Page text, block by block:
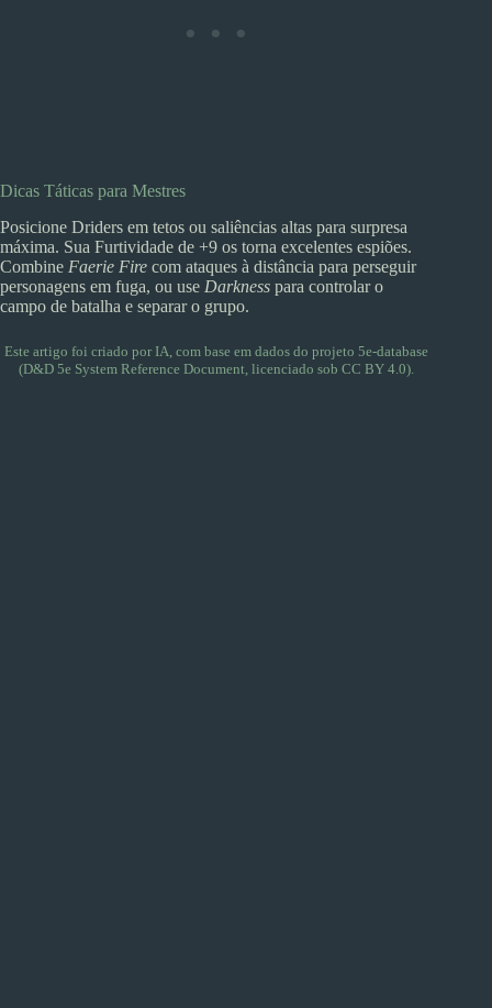
Dicas Táticas para Mestres
Posicione Driders em tetos ou saliências altas para surpresa
máxima. Sua Furtividade de +9 os torna excelentes espiões.
Combine Faerie Fire com ataques à distância para perseguir
personagens em fuga, ou use Darkness para controlar o
campo de batalha e separar o grupo.
Este artigo foi criado por IA, com base em dados do projeto5e-database
(D&D 5e System Reference Document, licenciado sob CC BY 4.0).